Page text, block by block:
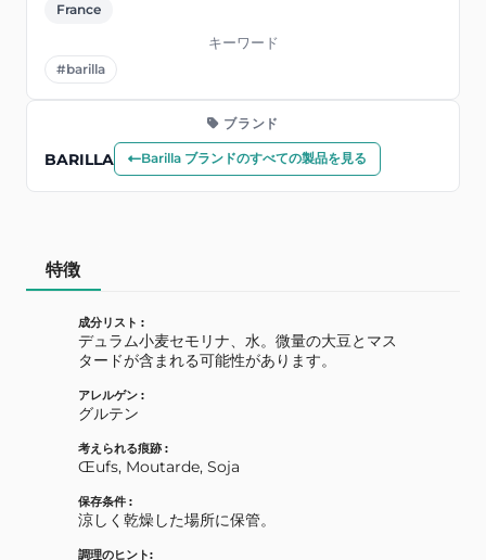
France
キーワード
#barilla
ブランド
BARILLA Barilla ブランドのすべての製品を見る
特徴
成分リスト :
デュラム小麦セモリナ、水。微量の大豆とマス
タードが含まれる可能性があります。
アレルゲン :
グルテン
考えられる痕跡 :
Œufs, Moutarde, Soja
保存条件 :
涼しく乾燥した場所に保管。
調理のヒント: